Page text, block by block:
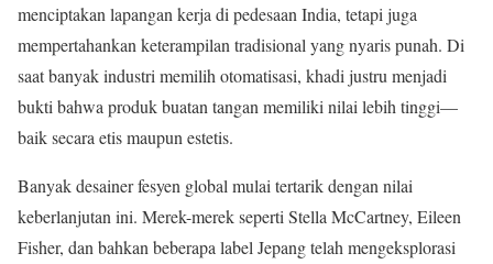
menciptakan lapangan kerja di pedesaan India, tetapi juga
mempertahankan keterampilan tradisional yang nyaris punah. Di
saat banyak industri memilih otomatisasi, khadi justru menjadi
bukti bahwa produk buatan tangan memiliki nilai lebih tinggi—
baik secara etis maupun estetis.
Banyak desainer fesyen global mulai tertarik dengan nilai
keberlanjutan ini. Merek-merek seperti Stella McCartney, Eileen
Fisher, dan bahkan beberapa label Jepang telah mengeksplorasi